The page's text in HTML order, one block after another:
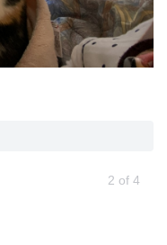
2 of 4